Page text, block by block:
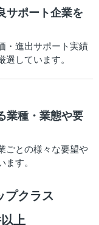
サポート企業を
・進出サポート実績
しています。
業種・業態や要
ごとの様々な要望や
す。
プクラス
上